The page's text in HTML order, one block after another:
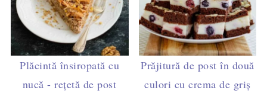
Plăcintă însiropată cu
nucă - rețetă de post
Prăjitură de post în două
culori cu crema de griș